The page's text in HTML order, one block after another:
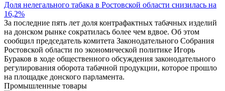
Доля нелегального табака в Ростовской области снизилась на
16,2%
За последние пять лет доля контрафактных табачных изделий
на донском рынке сократилась более чем вдвое. Об этом
сообщил председатель комитета Законодательного Собрания
Ростовской области по экономической политике Игорь
Бураков в ходе общественного обсуждения законодательного
регулирования оборота табачной продукции, которое прошло
на площадке донского парламента.
Промышленные товары